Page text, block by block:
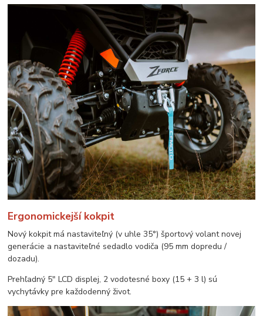
Ergonomickejší kokpit
Nový kokpit má nastaviteľný (v uhle 35°) športový volant novej
generácie a nastaviteľné sedadlo vodiča (95 mm dopredu /
dozadu).
Prehľadný 5″ LCD displej, 2 vodotesné boxy (15 + 3 l) sú
vychytávky pre každodenný život.